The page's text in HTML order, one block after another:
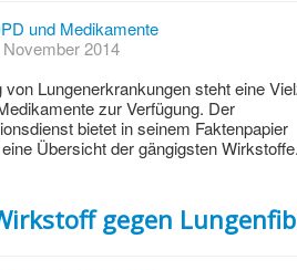
und Medikamente
2014
von Lungenerkrankungen steht eine
zur Verfügung. Der
bietet in seinem Faktenpapier
Übersicht der gängigsten Wirkstoffe.
gegen